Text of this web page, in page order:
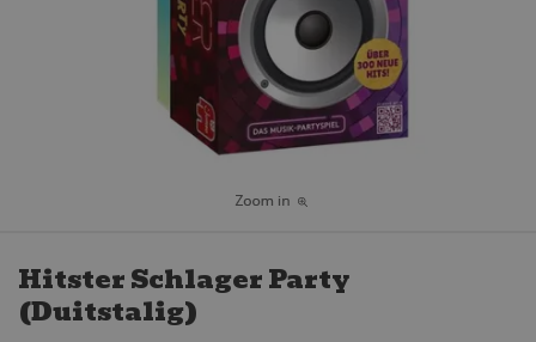
Hitster Schlager Party
(Duitstalig)